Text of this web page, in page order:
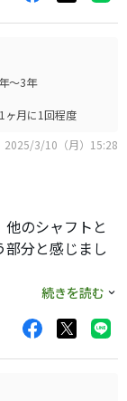
～3年
ヶ月に1回程度
2025/3/10（月）15:28
のシャフトと
分と感じまし
わせる感覚が嫌
と打った球がド
におすすめで
続きを読む